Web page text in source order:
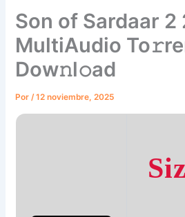
Son of Sardaar 2
MultiAudio
Dow𝚗l𝚘ad
Por/12 noviembre, 2025